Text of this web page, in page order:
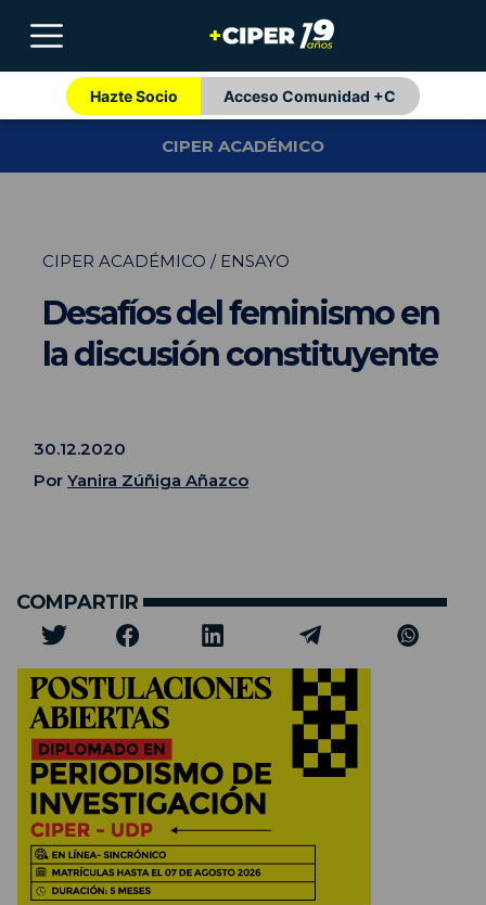
Hazte Socio Acceso Comunidad +C
CIPER ACADÉMICO
CIPER ACADÉMICO / ENSAYO
Desafíos del feminismo en
la discusión constituyente
30.12.2020
Por Yanira Zúñiga Añazco
COMPARTIR